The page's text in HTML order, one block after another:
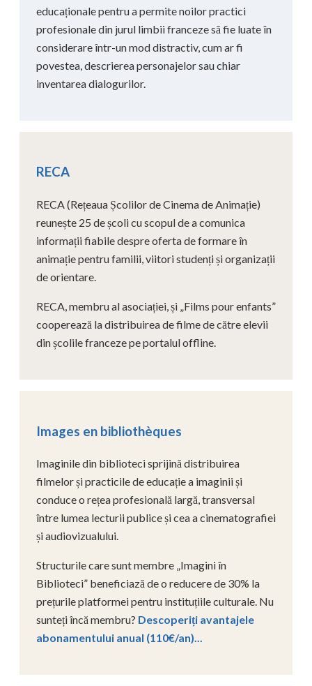
educaționale pentru a permite noilor practici
profesionale din jurul limbii franceze să fie luate în
considerare într-un mod distractiv, cum ar fi
povestea, descrierea personajelor sau chiar
inventarea dialogurilor.
RECA
RECA (Rețeaua Școlilor de Cinema de Animație)
reunește 25 de școli cu scopul de a comunica
informații fiabile despre oferta de formare în
animație pentru familii, viitori studenți și organizații
de orientare.
RECA, membru al asociației, și „Films pour enfants”
cooperează la distribuirea de filme de către elevii
din școlile franceze pe portalul offline.
Images en bibliothèques
Imaginile din biblioteci sprijină distribuirea
filmelor și practicile de educație a imaginii și
conduce o rețea profesională largă, transversal
între lumea lecturii publice și cea a cinematografiei
și audiovizualului.
Structurile care sunt membre „Imagini în
Biblioteci” beneficiază de o reducere de 30% la
prețurile platformei pentru instituțiile culturale. Nu
sunteți încă membru? Descoperiți avantajele
abonamentului anual (110€/an)...